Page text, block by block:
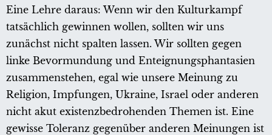
Eine Lehre daraus: Wenn wir den Kulturkampf
tatsächlich gewinnen wollen, sollten wir uns
zunächst nicht spalten lassen. Wir sollten gegen
linke Bevormundung und Enteignungsphantasien
zusammenstehen, egal wie unsere Meinung zu
Religion, Impfungen, Ukraine, Israel oder anderen
nicht akut existenzbedrohenden Themen ist. Eine
gewisse Toleranz gegenüber anderen Meinungen ist